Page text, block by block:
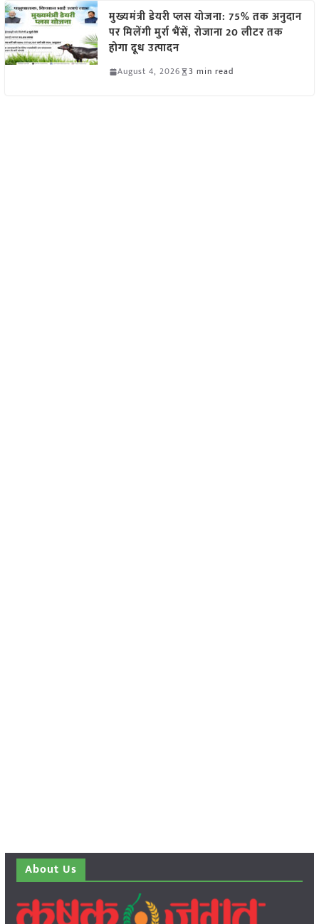
मुख्यमंत्री डेयरी प्लस योजना: 75% तक अनुदान
पर मिलेंगी मुर्रा भैंसें, रोजाना 20 लीटर तक
होगा दूध उत्पादन
August 4, 2026 3 min read
About Us